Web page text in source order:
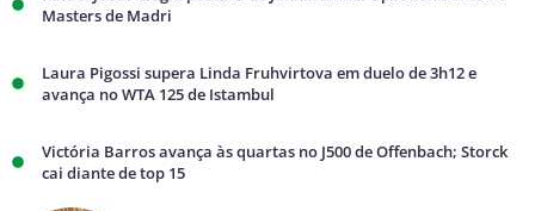
Masters de Madri
Laura Pigossi supera Linda Fruhvirtova em duelo de 3h12 e
avança no WTA 125 de Istambul
Victória Barros avança às quartas no J500 de Offenbach; Storck
cai diante de top 15